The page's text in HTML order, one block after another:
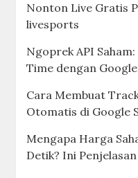
Nonton Live Gratis
livesports
Ngoprek API
Time dengan
Cara Membuat
Otomatis di Google
Mengapa Harga
Detik? Ini